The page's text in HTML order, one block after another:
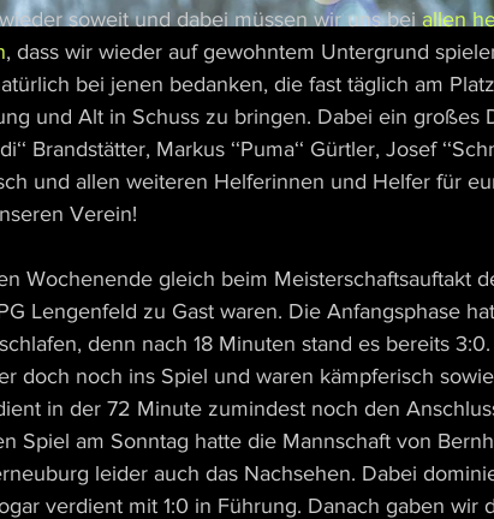
soweit und dabei müssen wir uns bei allen
, dass wir wieder auf gewohntem Untergrund
bei jenen bedanken, die fast täglich am
und Alt in Schuss zu bringen. Dabei ein großes
Brandstätter, Markus ‘‘Puma‘‘ Gürtler, Josef
und allen weiteren Helferinnen und Helfer für
Verein!
Wochenende gleich beim Meisterschaftsauftakt
Lengenfeld zu Gast waren. Die Anfangsphase
denn nach 18 Minuten stand es bereits 3:0.
doch noch ins Spiel und waren kämpferisch
in der 72 Minute zumindest noch den
Spiel am Sonntag hatte die Mannschaft von
leider auch das Nachsehen. Dabei
verdient mit 1:0 in Führung. Danach gaben wir